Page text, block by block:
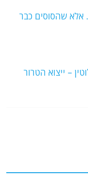
אלא שהסוסים כבר
– ייצוא הטרור